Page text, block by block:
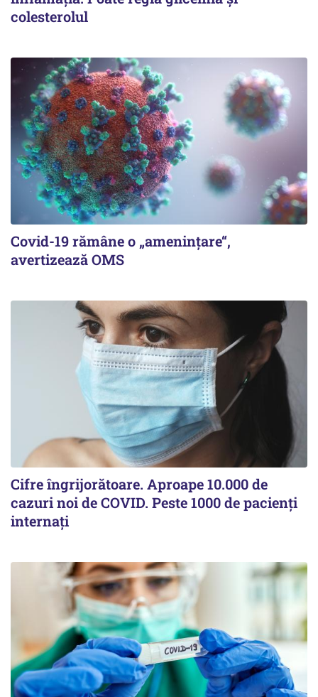
colesterolul
Covid-19 rămâne o „ameninţare“,
avertizează OMS
Cifre îngrijorătoare. Aproape 10.000 de
cazuri noi de COVID. Peste 1000 de pacienți
internați